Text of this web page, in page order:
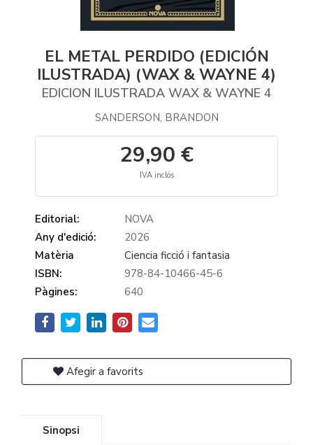
EL METAL PERDIDO (EDICIÓN
ILUSTRADA) (WAX & WAYNE 4)
EDICION ILUSTRADA WAX & WAYNE 4
SANDERSON, BRANDON
29,90 €
IVA inclós
Editorial:
NOVA
Any d'edició:
2026
Matèria
Ciencia ficció i fantasia
ISBN:
978-84-10466-45-6
Pàgines:
640
Afegir a favorits
Sinopsi